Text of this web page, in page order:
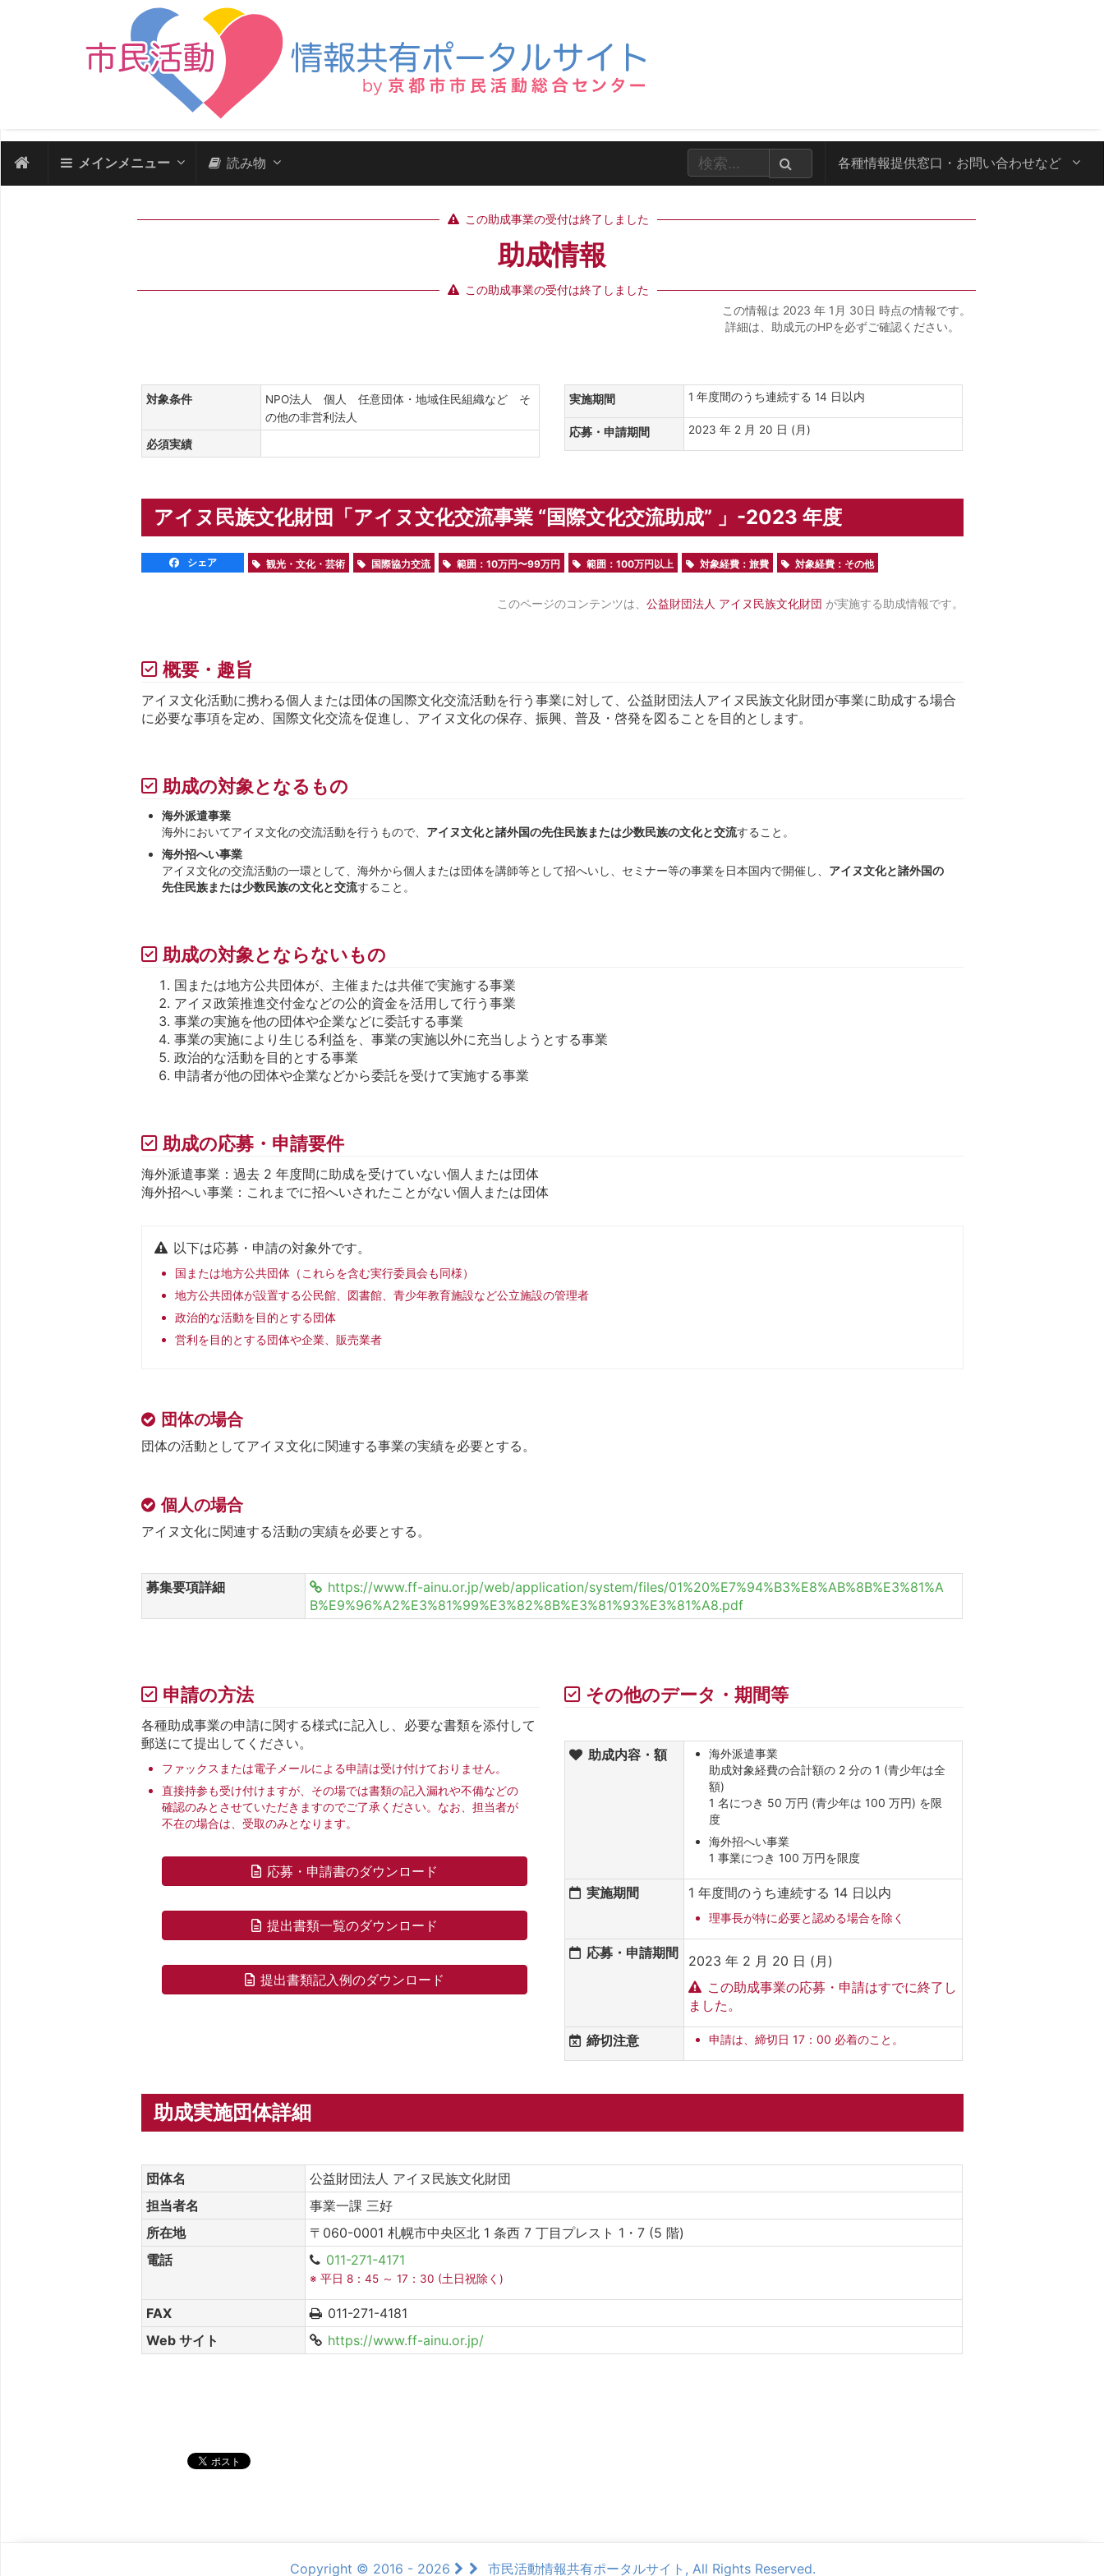
メインメニュー 読み物 各種情報提供窓口・ お問い合わせなど
この助成事業の受付は終了しました
助成情報
この助成事業の受付は終了しました
この情報は 2023 年 1月 30日 時点の情報です。
詳細は、助成元のHPを必ずご確認ください。
対象条件
NPO法人 個人 任意団体・地域住民組織など そ
の他の非営利法人
必須実績
実施期間 1 年度間のうち連続する 14 日以内
応募・申請期間 2023 年 2 月 20 日 (月)
アイヌ民族文化財団「アイヌ文化交流事業 “国際文化交流助成” 」-2023 年度
シェア 観光・文化・芸術 国際協力交流 範囲：10万円〜99万円 範囲：100万円以上 対象経費：旅費 対象経費：その他
このページのコンテンツは、 公益財団法人 アイヌ民族文化財団 が実施する助成情報です。
概要・趣旨
アイヌ文化活動に携わる個人または団体の国際文化交流活動を行う事業に対して、公益財団法人アイヌ民族文化財団が事業に助成する場合
に必要な事項を定め、国際文化交流を促進し、アイヌ文化の保存、振興、普及・啓発を図ることを目的とします。
助成の対象となるもの
海外派遣事業
海外においてアイヌ文化の交流活動を行うもので、 アイヌ文化と諸外国の先住民族または少数民族の文化と交流すること。
海外招へい事業
アイヌ文化の交流活動の一環として、海外から個人または団体を講師等として招へいし、セミナー等の事業を日本国内で開催し、 アイヌ文化と諸外国の
先住民族または少数民族の文化と交流すること。
助成の対象とならないもの
国または地方公共団体が、主催または共催で実施する事業
アイヌ政策推進交付金などの公的資金を活用して行う事業
事業の実施を他の団体や企業などに委託する事業
事業の実施により生じる利益を、事業の実施以外に充当しようとする事業
政治的な活動を目的とする事業
申請者が他の団体や企業などから委託を受けて実施する事業
助成の応募・申請要件
海外派遣事業：過去 2 年度間に助成を受けていない個人または団体
海外招へい事業：これまでに招へいされたことがない個人または団体
以下は応募・申請の対象外です。
国または地方公共団体（これらを含む実行委員会も同様）
地方公共団体が設置する公民館、図書館、青少年教育施設など公立施設の管理者
政治的な活動を目的とする団体
営利を目的とする団体や企業、販売業者
団体の場合
団体の活動としてアイヌ文化に関連する事業の実績を必要とする。
個人の場合
アイヌ文化に関連する活動の実績を必要とする。
募集要項詳細
https://www.ff-ainu.or.jp/web/application/system/files/01%20%E7%94%B3%E8%AB%8B%E3%81%A
B%E9%96%A2%E3%81%99%E3%82%8B%E3%81%93%E3%81%A8.pdf
申請の方法
各種助成事業の申請に関する様式に記入し、必要な書類を添付して
郵送にて提出してください。
ファックスまたは電子メールによる申請は受け付けておりません。
直接持参も受け付けますが、その場では書類の記入漏れや不備などの
確認のみとさせていただきますのでご了承ください。なお、担当者が
不在の場合は、受取のみとなります。
応募・申請書のダウンロード
提出書類一覧のダウンロード
提出書類記入例のダウンロード
その他のデータ・期間等
助成内容・額
海外派遣事業
助成対象経費の合計額の 2 分の 1 (青少年は全
額)
1 名につき 50 万円 (青少年は 100 万円) を限
度
海外招へい事業
1 事業につき 100 万円を限度
実施期間 1 年度間のうち連続する 14 日以内
理事長が特に必要と認める場合を除く
応募・申請期間
2023 年 2 月 20 日 (月)
この助成事業の応募・申請はすでに終了し
ました。
締切注意 申請は、締切日 17：00 必着のこと。
助成実施団体詳細
団体名
公益財団法人 アイヌ民族文化財団
担当者名
事業一課 三好
所在地
〒060-0001 札幌市中央区北 1 条西 7 丁目プレスト 1・7 (5 階)
電話
011-271-4171
※ 平日 8：45 ～ 17：30 (土日祝除く)
FAX
011-271-4181
Web サイト
https://www.ff-ainu.or.jp/
Copyright © 2016 - 2026 市民活動情報共有ポータルサイト, All Rights Reserved.